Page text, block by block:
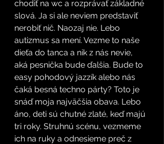
chodiť na wc a rozprávať základné
slová. Ja si ale neviem predstaviť
nerobiť nič. Naozaj nie. Lebo
autizmus sa mení. Vezme to naše
dieťa do tanca a nik z nás nevie,
aká pesnička bude ďalšia. Bude to
easy pohodový jazzík alebo nás
čaká besná techno párty? Toto je
snáď moja najväčšia obava. Lebo
áno, deti sú chutné zlaté, keď majú
tri roky. Struhnú scénu, vezmeme
ich na ruky a odnesieme preč z